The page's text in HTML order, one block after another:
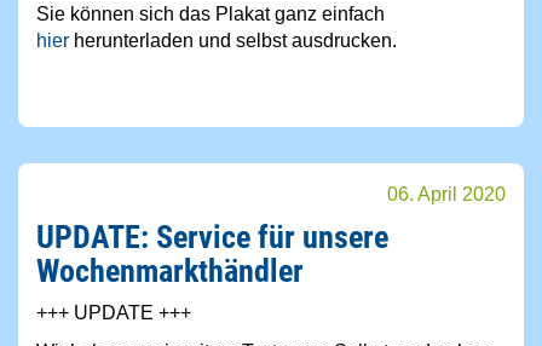
Sie können sich das Plakat ganz einfach
hier herunterladen und selbst ausdrucken.
06. April 2020
UPDATE: Service für unsere
Wochenmarkthändler
+++ UPDATE +++